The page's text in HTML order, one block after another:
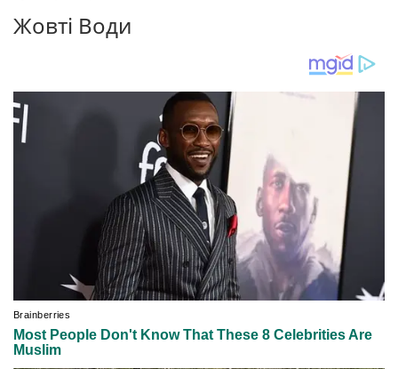
Жовті Води